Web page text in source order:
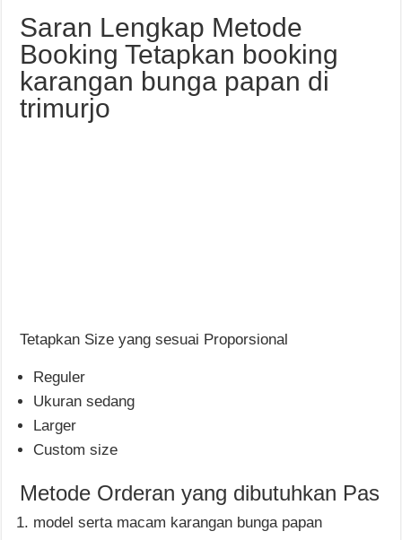
Saran Lengkap Metode
Booking Tetapkan booking
karangan bunga papan di
trimurjo
Tetapkan Size yang sesuai Proporsional
Reguler
Ukuran sedang
Larger
Custom size
Metode Orderan yang dibutuhkan Pas
model serta macam karangan bunga papan